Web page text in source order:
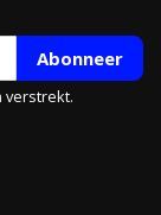
Abonneer
verstrekt.